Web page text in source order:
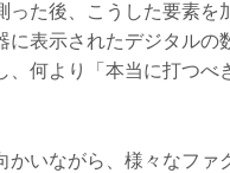
た後、こうした要素を
表示されたデジタルの
何より「本当に打つべ
いながら、様々なファ